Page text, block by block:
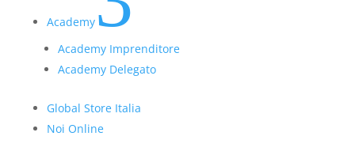
Academy
Academy Imprenditore
Academy Delegato
Global Store Italia
Noi Online